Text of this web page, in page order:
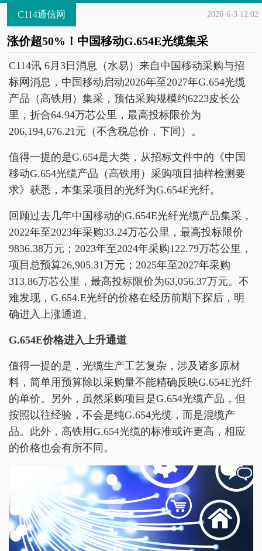
C114通信网 2026-6-3 12:02
涨价超50%！中国移动G.654E光缆集采
C114讯 6月3日消息（水易）来自中国移动采购与招
标网消息，中国移动启动2026年至2027年G.654光缆
产品（高铁用）集采，预估采购规模约6223皮长公
里，折合64.94万芯公里，最高投标限价为
206,194,676.21元（不含税总价，下同）。
值得一提的是G.654是大类，从招标文件中的《中国
移动G.654光缆产品（高铁用）采购项目抽样检测要
求》获悉，本集采项目的光纤为G.654E光纤。
回顾过去几年中国移动的G.654E光纤光缆产品集采，
2022年至2023年采购33.24万芯公里，最高投标限价
9836.38万元；2023年至2024年采购122.79万芯公里，
项目总预算26,905.31万元；2025年至2027年采购
313.86万芯公里，最高投标限价为63,056.37万元。不
难发现，G.654.E光纤的价格在经历前期下探后，明
确进入上涨通道。
G.654E价格进入上升通道
值得一提的是，光缆生产工艺复杂，涉及诸多原材
料，简单用预算除以采购量不能精确反映G.654E光纤
的单价。另外，虽然采购项目是G.654光缆产品，但
按照以往经验，不会是纯G.654光缆，而是混缆产
品。此外，高铁用G.654光缆的标准或许更高，相应
的价格也会有所不同。